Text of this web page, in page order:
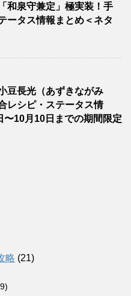
和泉守兼定」極実装！手
ータス情報まとめ＜ネタ
豆長光（あずきながみ
レシピ・ステータス情
〜10月10日までの期間限定
略 (21)